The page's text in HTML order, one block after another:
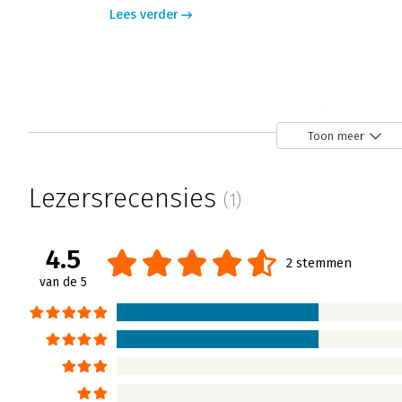
Lees verder
Fouad el Hajioui | 9 juni 2015
maakte dat ik er naar mijn idee niet
Adviestalent voor het eerst de titel De
te bekijken.
Lees verder
De kracht van kwetsbaarheid
In haar boek 'De kracht van kwetsbaarheid'
Toon meer
Lezersrecensies (1)
4.5
van de 5
2 stemmen